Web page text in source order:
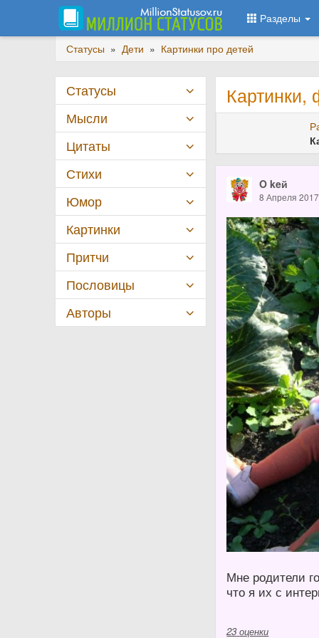
Разделы
Статусы » Дети » Картинки про детей
Картинки,
O keй
8 Апреля 2017
Мне родители
что я их с
23 оценки
Статусы
Мысли
Цитаты
Стихи
Юмор
Картинки
Притчи
Пословицы
Авторы